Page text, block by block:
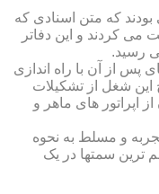
بودند که متن اسنادی که
می کردند و این دفاتر
رسید.
سال ۱۳۹۵ و سال های پس از آن با راه اندازی
این شغل از تشکیلات
اپراتور های ماهر و
و مسلط به نحوه
ترین سمتها در یک